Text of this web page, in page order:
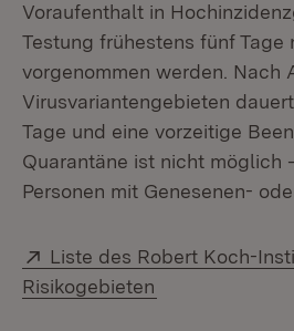
Voraufenthalt in
Testung frühestens fünf Tage
vorgenommen werden. Nach
Virusvariantengebieten
Tage und eine vorzeitige
Quarantäne ist nicht möglich
Personen mit Genesenen-
Extern:
Liste des Robert Koch-
Risikogebieten